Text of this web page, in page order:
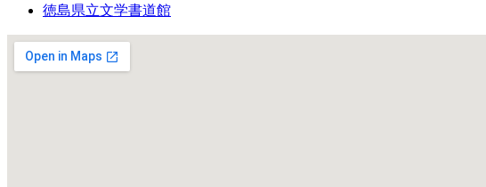
徳島県立文学書道館